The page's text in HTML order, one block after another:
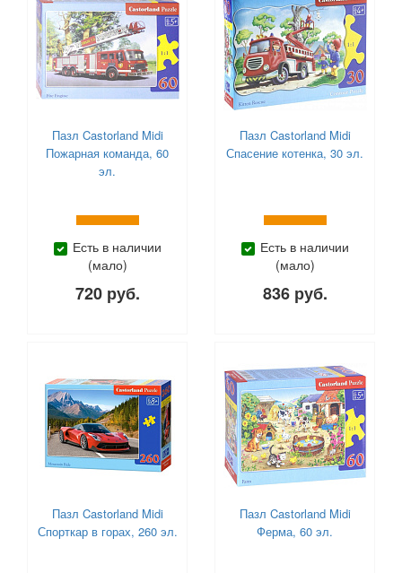
Пазл Castorland Midi
Пожарная команда, 60
эл.
Есть в наличии
(мало)
720 руб.
Пазл Castorland Midi
Спасение котенка, 30 эл.
Есть в наличии
(мало)
836 руб.
Пазл Castorland Midi
Спорткар в горах, 260 эл.
Пазл Castorland Midi
Ферма, 60 эл.